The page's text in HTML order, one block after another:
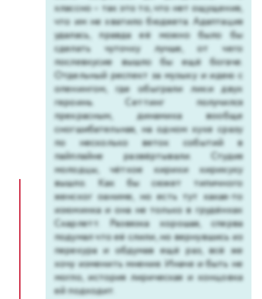
классно – так это то, что нет ощущения,
что им не хватило бюджета. Адаптация
удалась, правда её можно было бы
сделать чуточку лучше, от чего
послевкусие вышло бы ещё богаче.
Отдельный респект за музыку и идею с
опенингом, где обыграли лики двух
героинь. Сеттинг получился
прекрасным, динамика вообще
сногшибательная, на одном хуке сразу
по несколько веток событий в
пайплайне развёртывали. Студия
молодцы, чёткое кирики кирикуку
вышло. Как бы сюжет типичного
женског оаниме, но есть тут какая-то
изюминка и она не только в грудёнках
Скарлетт. Развязка хорошая, сперва
подумал что её слили, но вернувшись из
перекура и обдумав ещё раз, всё же
хочу изменить мнение. Иначе и быть не
могло, история лирическая и концовка
ей подходит.